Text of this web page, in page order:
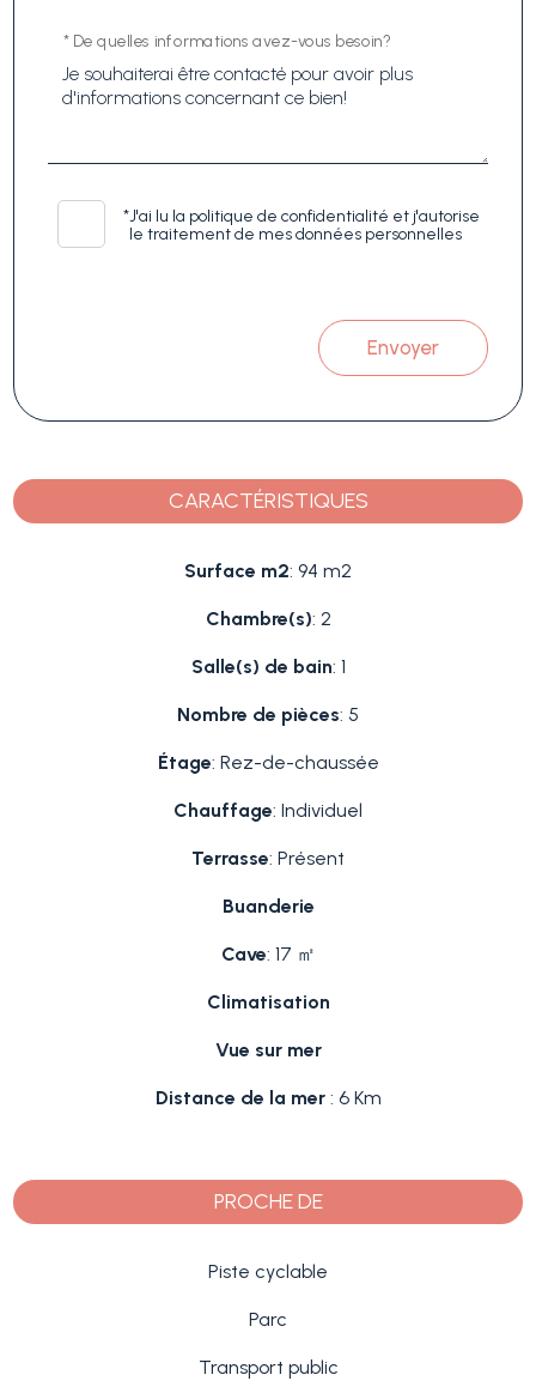
* De quelles informations avez-vous besoin?
*J'ai lu la politique de confidentialité et j'autorise
le traitement de mes données personnelles
Envoyer
CARACTÉRISTIQUES
Surface m2: 94 m2
Chambre(s): 2
Salle(s) de bain: 1
Nombre de pièces: 5
Étage: Rez-de-chaussée
Chauffage: Individuel
Terrasse: Présent
Buanderie
Cave: 17 ㎡
Climatisation
Vue sur mer
Distance de la mer : 6 Km
PROCHE DE
Piste cyclable
Parc
Transport public